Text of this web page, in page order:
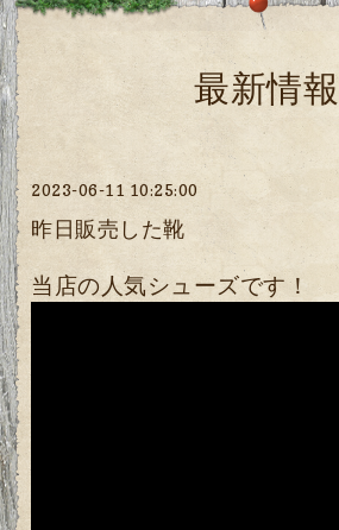
最新情報
2023-06-11 10:25:00
昨日販売した靴
当店の人気シューズです！